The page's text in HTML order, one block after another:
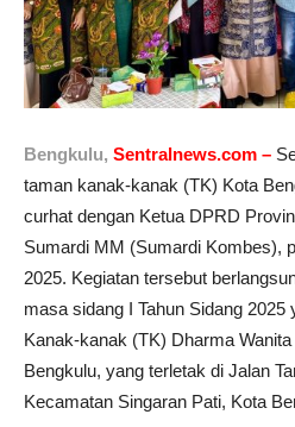
Bengkulu, Sentralnews.com –
taman kanak-kanak (TK) Kota
curhat dengan Ketua DPRD
Sumardi MM (Sumardi Kombes),
2025. Kegiatan tersebut
masa sidang I Tahun Sidang 2025
Kanak-kanak (TK) Dharma
Bengkulu, yang terletak di Jalan
Kecamatan Singaran Pati, Kota